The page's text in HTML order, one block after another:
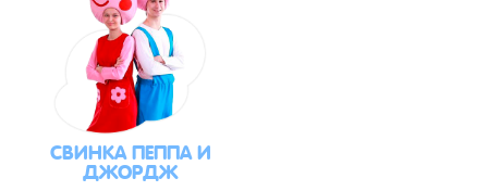
СВИНКА ПЕППА И
ДЖОРДЖ